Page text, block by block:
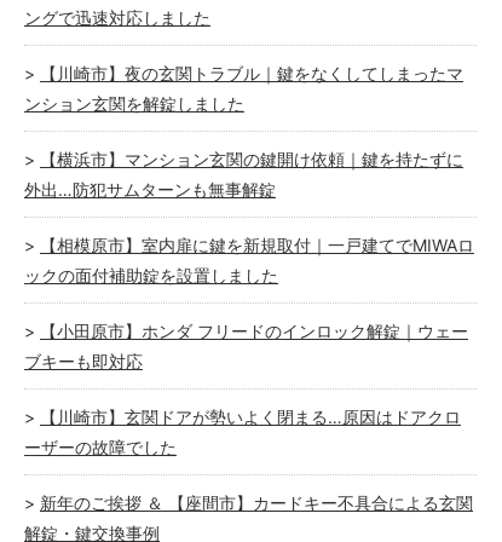
ングで迅速対応しました
【川崎市】夜の玄関トラブル｜鍵をなくしてしまったマ
ンション玄関を解錠しました
【横浜市】マンション玄関の鍵開け依頼｜鍵を持たずに
外出…防犯サムターンも無事解錠
【相模原市】室内扉に鍵を新規取付｜一戸建てでMIWAロ
ックの面付補助錠を設置しました
【小田原市】ホンダ フリードのインロック解錠｜ウェー
ブキーも即対応
【川崎市】玄関ドアが勢いよく閉まる…原因はドアクロ
ーザーの故障でした
新年のご挨拶 ＆ 【座間市】カードキー不具合による玄関
解錠・鍵交換事例